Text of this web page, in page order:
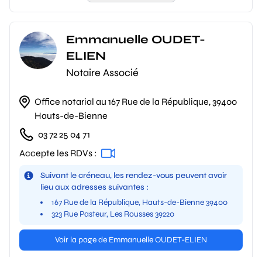
Emmanuelle OUDET-
ELIEN
Notaire Associé
Office notarial au 167 Rue de la République, 39400
Hauts-de-Bienne
03 72 25 04 71
Accepte les RDVs :
Suivant le créneau, les rendez-vous peuvent avoir
lieu aux adresses suivantes :
167 Rue de la République, Hauts-de-Bienne 39400
323 Rue Pasteur, Les Rousses 39220
Voir la page de Emmanuelle OUDET-ELIEN